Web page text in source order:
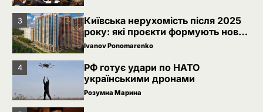
3
Київська нерухомість після 2025
року: які проєкти формують новий
вигляд столиці
Ivanov Ponomarenko
4
РФ готує удари по НАТО
українськими дронами
Розумна Марина